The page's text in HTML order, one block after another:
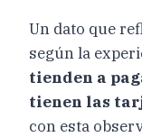
Un dato que
según la
tienden a
tienen las
con esta